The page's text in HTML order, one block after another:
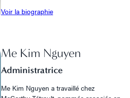
Voir la biographie
Me Kim Nguyen
Administratrice
Me Kim Nguyen a travaillé chez